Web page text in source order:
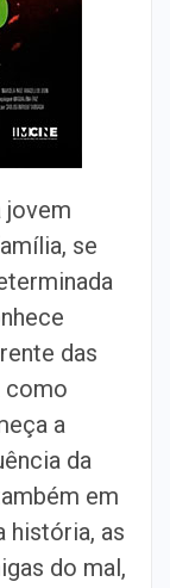
jovem
se
das
como
a
da
em
história, as
do mal,